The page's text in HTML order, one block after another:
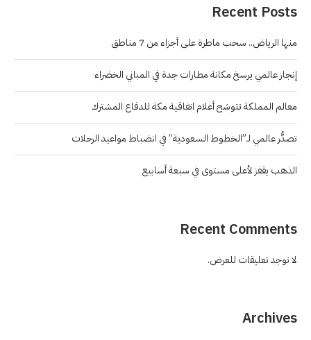
Recent Posts
منها الرياض.. سحب ماطرة على أجزاء من 7 مناطق
إنجاز عالمي يرسخ مكانة مطارات جدة في المباني الخضراء
معالم المملكة تتوشح أعلام اتفاقية مكة للدفاع المشترك
تصدُّر عالمي لـ”الخطوط السعودية” في انضباط مواعيد الرحلات
الذهب يقفز لأعلى مستوى في سبعة أسابيع
Recent Comments
لا توجد تعليقات للعرض.
Archives